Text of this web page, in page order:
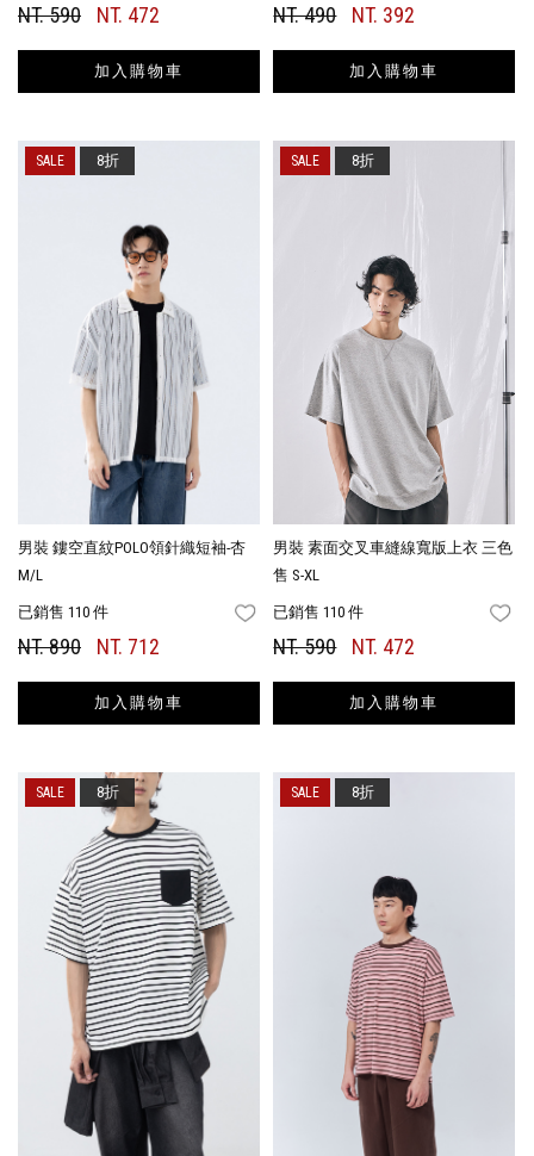
NT. 590 NT. 472
加入購物車
NT. 490 NT. 392
加入購物車
男裝 鏤空直紋POLO領針織短袖-杏
M/L
已銷售 110 件 FAVORITES
NT. 890 NT. 712
加入購物車
8折
男裝 素面交叉車縫線寬版上衣 三色
售 S-XL
已銷售 110 件
NT. 590 NT. 472
加入購物車
8折
8折 8折